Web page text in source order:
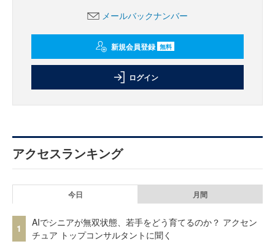
メールバックナンバー
新規会員登録 無料
ログイン
アクセスランキング
今日 月間
1
AIでシニアが無双状態、若手をどう育てるのか？ アクセン
チュア トップコンサルタントに聞く